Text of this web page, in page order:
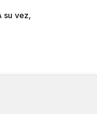
su vez,